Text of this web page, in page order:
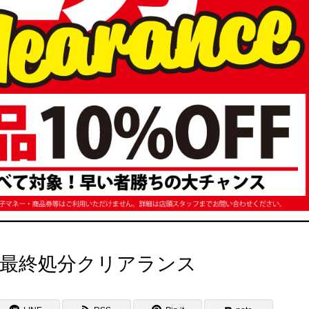
終処分クリアランス